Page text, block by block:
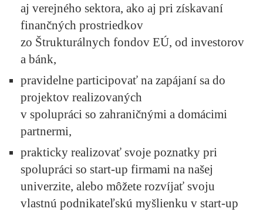
aj verejného sektora, ako aj pri získavaní
finančných prostriedkov
zo Štrukturálnych fondov EÚ, od investorov
a bánk,
pravidelne participovať na zapájaní sa do
projektov realizovaných
v spolupráci so zahraničnými a domácimi
partnermi,
prakticky realizovať svoje poznatky pri
spolupráci so start-up firmami na našej
univerzite, alebo môžete rozvíjať svoju
vlastnú podnikateľskú myšlienku v start-up